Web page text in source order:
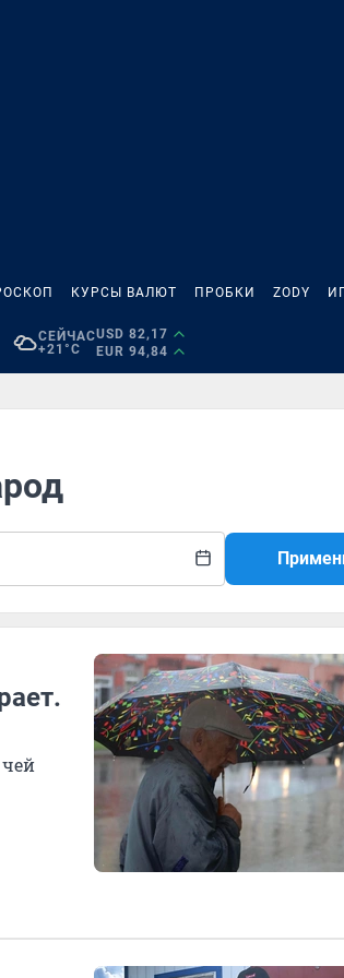
КУРСЫ ВАЛЮТ ПРОБКИ ZODY
СЕЙЧАС
+21°C
USD 82,17
EUR 94,84